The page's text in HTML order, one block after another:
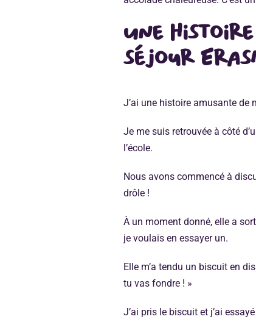
Une
séjour
J’ai une histoire amusante de
Je me suis retrouvée à côté
l’école.
Nous avons commencé à
drôle !
À un moment donné, elle a
je voulais en essayer un.
Elle m’a tendu un biscuit en
tu vas fondre ! »
J’ai pris le biscuit et j’ai